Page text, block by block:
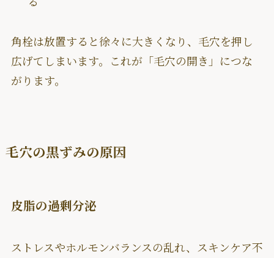
角栓は放置すると徐々に大きくなり、毛穴を押し
広げてしまいます。これが「毛穴の開き」につな
がります。
毛穴の黒ずみの原因
皮脂の過剰分泌
ストレスやホルモンバランスの乱れ、スキンケア不